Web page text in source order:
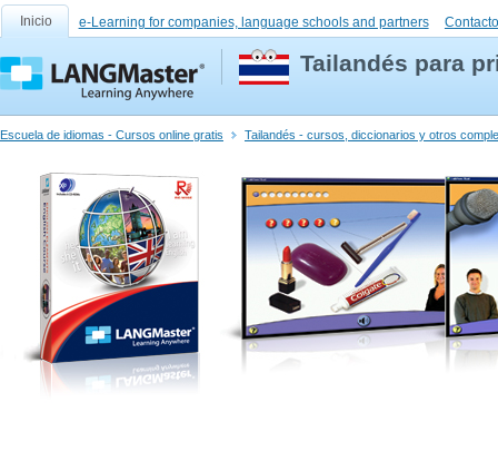
Inicio e-Learning for companies, language schools and partners Contacto
Tailandés para
Escuela de idiomas - Cursos online gratis Tailandés - cursos, diccionarios y otros